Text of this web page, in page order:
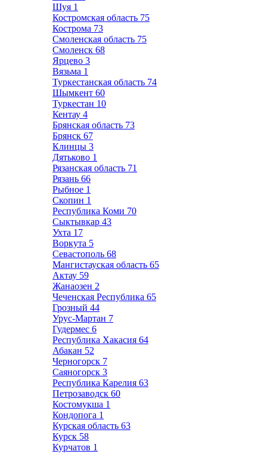
Шуя 1
Костромская область 75
Кострома 73
Смоленская область 75
Смоленск 68
Ярцево 3
Вязьма 1
Туркестанская область 74
Шымкент 60
Туркестан 10
Кентау 4
Брянская область 73
Брянск 67
Клинцы 3
Дятьково 1
Рязанская область 71
Рязань 66
Рыбное 1
Скопин 1
Республика Коми 70
Сыктывкар 43
Ухта 17
Воркута 5
Севастополь 68
Мангистауская область 65
Актау 59
Жанаозен 2
Чеченская Республика 65
Грозный 44
Урус-Мартан 7
Гудермес 6
Республика Хакасия 64
Абакан 52
Черногорск 7
Саяногорск 3
Республика Карелия 63
Петрозаводск 60
Костомукша 1
Кондопога 1
Курская область 63
Курск 58
Курчатов 1